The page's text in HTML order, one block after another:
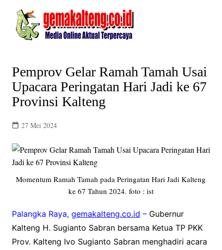
content
Pemprov Gelar Ramah Tamah Usai
Upacara Peringatan Hari Jadi ke 67
Provinsi Kalteng
27 Mei 2024
Momentum Ramah Tamah pada Peringatan Hari Jadi Kalteng
ke 67 Tahun 2024. foto : ist
Palangka Raya, gemakalteng.co.id –Gubernur
Kalteng H. Sugianto Sabran bersama Ketua TP PKK
Prov. Kalteng Ivo Sugianto Sabran menghadiri acara